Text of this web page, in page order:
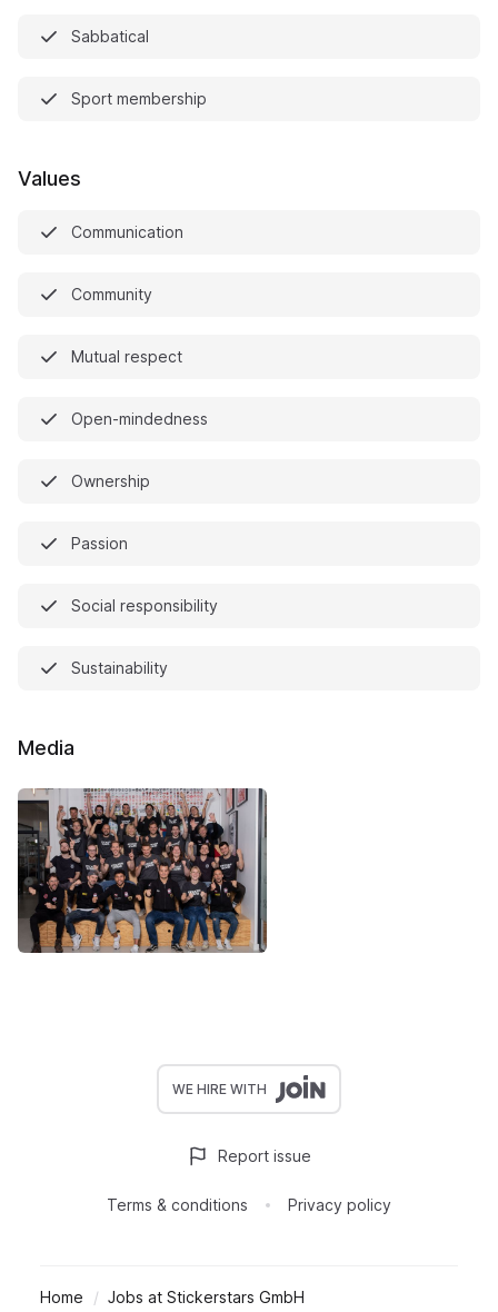
Sabbatical
Sport membership
Values
Communication
Community
Mutual respect
Open-mindedness
Ownership
Passion
Social responsibility
Sustainability
Media
WE HIRE WITH
Terms & conditions Privacy policy
Report issue
Home Jobs at Stickerstars GmbH